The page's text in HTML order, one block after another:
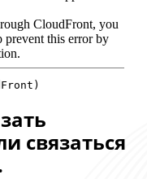
связаться